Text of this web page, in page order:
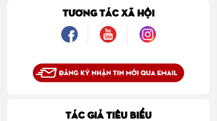
là một mối tình, mà là một người luôn cho tôi quyền được là chính mình.
TƯƠNG TÁC XÃ HỘI
TÁC GIẢ TIÊU BIỂU